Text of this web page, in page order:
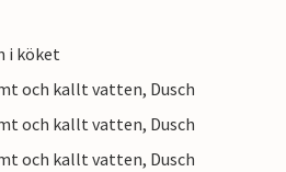
i köket
och kallt vatten, Dusch
och kallt vatten, Dusch
och kallt vatten, Dusch